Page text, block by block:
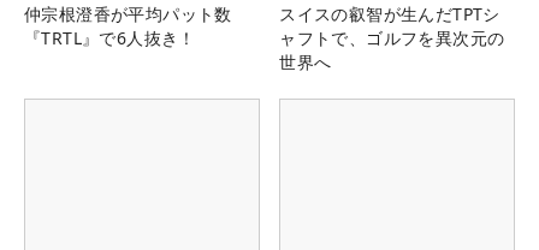
仲宗根澄香が平均パット数
『TRTL』で6人抜き！
スイスの叡智が生んだTPTシ
ャフトで、ゴルフを異次元の
世界へ